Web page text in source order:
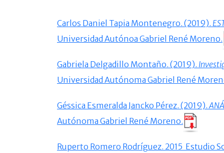
Carlos Daniel Tapia Montenegro. (2019).
Universidad Autónoa Gabriel René Moreno.
Gabriela Delgadillo Montaño. (2019).
Universidad Autónoma Gabriel René
Géssica Esmeralda Jancko Pérez. (2019).
Autónoma Gabriel René Moreno.
Ruperto Romero Rodríguez. 2015 Estudio